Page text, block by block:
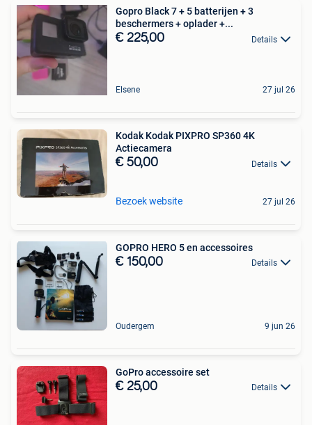
Gopro Black 7 + 5 batterijen + 3
beschermers + oplader +...
€ 225,00 Details
Elsene 27 jul 26
Kodak Kodak PIXPRO SP360 4K
Actiecamera
€ 50,00 Details
Bezoek website 27 jul 26
GOPRO HERO 5 en accessoires
€ 150,00 Details
Oudergem 9 jun 26
GoPro accessoire set
€ 25,00 Details